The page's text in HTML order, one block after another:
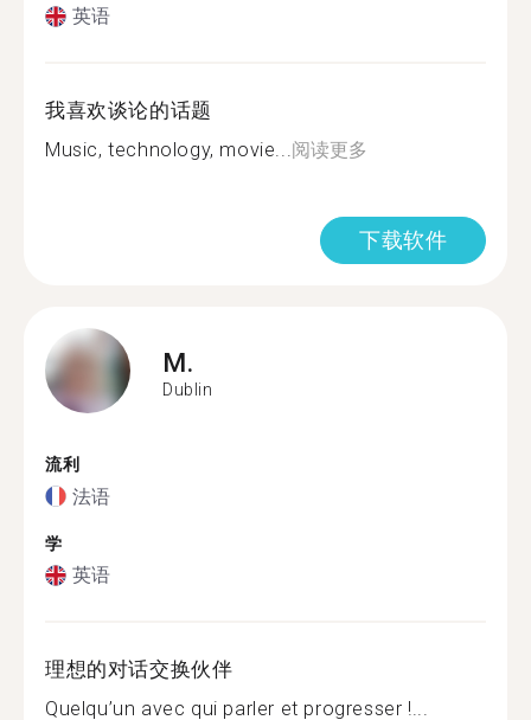
英语
我喜欢谈论的话题
Music, technology, movie...阅读更多
下载软件
M.
Dublin
流利
法语
学
英语
理想的对话交换伙伴
Quelqu’un avec qui parler et progresser !...